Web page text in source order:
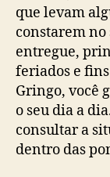
que levam
constarem no
entregue,
feriados e
Gringo, você
o seu dia a
consultar a
dentro das